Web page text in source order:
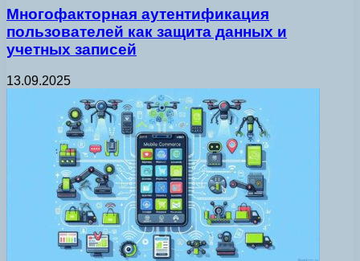
Многофакторная аутентификация
пользователей как защита данных и
учетных записей
13.09.2025